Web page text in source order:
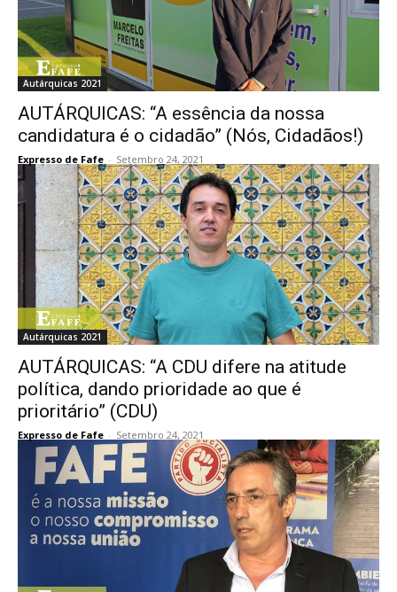
Autárquicas 2021
AUTÁRQUICAS: “A essência da nossa
candidatura é o cidadão” (Nós, Cidadãos!)
Expresso de Fafe - Setembro 24, 2021
Autárquicas 2021
AUTÁRQUICAS: “A CDU difere na atitude
política, dando prioridade ao que é
prioritário” (CDU)
Expresso de Fafe - Setembro 24, 2021